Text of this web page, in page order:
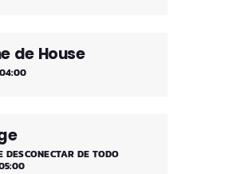
de House
DESCONECTAR DE TODO